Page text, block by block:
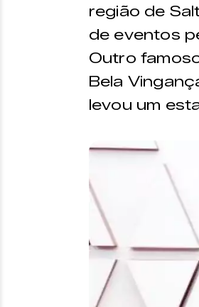
região de
de eventos
Outro
Bela
levou um